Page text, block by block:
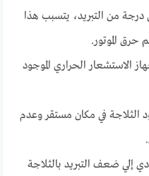
درجة من التبريد، يتسبب هذا
الموتور.
الاستشعار الحراري الموجود
الثلاجة في مكان مستقر وعدم
إلي ضعف التبريد بالثلاجة